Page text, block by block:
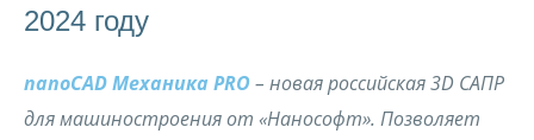
2024 году
nanoCADМеханика PRO – новая российская 3D САПР
для машиностроения от «Нанософт». Позволяет